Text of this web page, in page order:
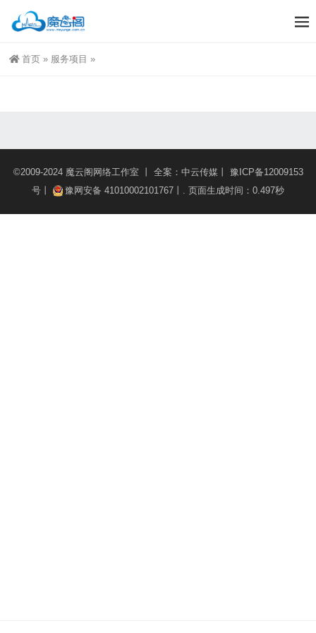
首页 » 服务项目 »
©2009-2024 魔云阁网络工作室 丨 全案： 中云传媒丨 豫ICP备12009153
号丨
豫网安备 41010002101767丨 . 页面生成时间：0.497秒